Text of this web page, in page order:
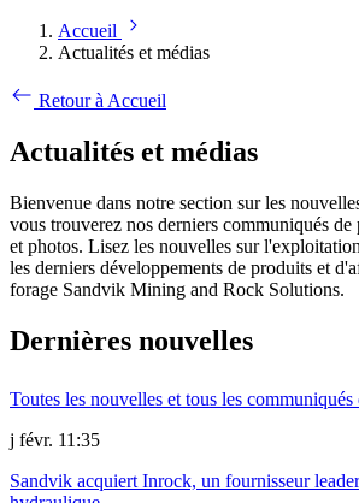
Accueil
Actualités et médias
Retour à Accueil
Actualités et médias
Bienvenue dans notre section sur les
vous trouverez nos derniers communiqués de
et photos. Lisez les nouvelles sur
les derniers développements de produits et
forage Sandvik Mining and Rock Solutions.
Dernières nouvelles
Toutes les nouvelles et tous les communiqués
j févr. 11:35
Sandvik acquiert Inrock, un fournisseur